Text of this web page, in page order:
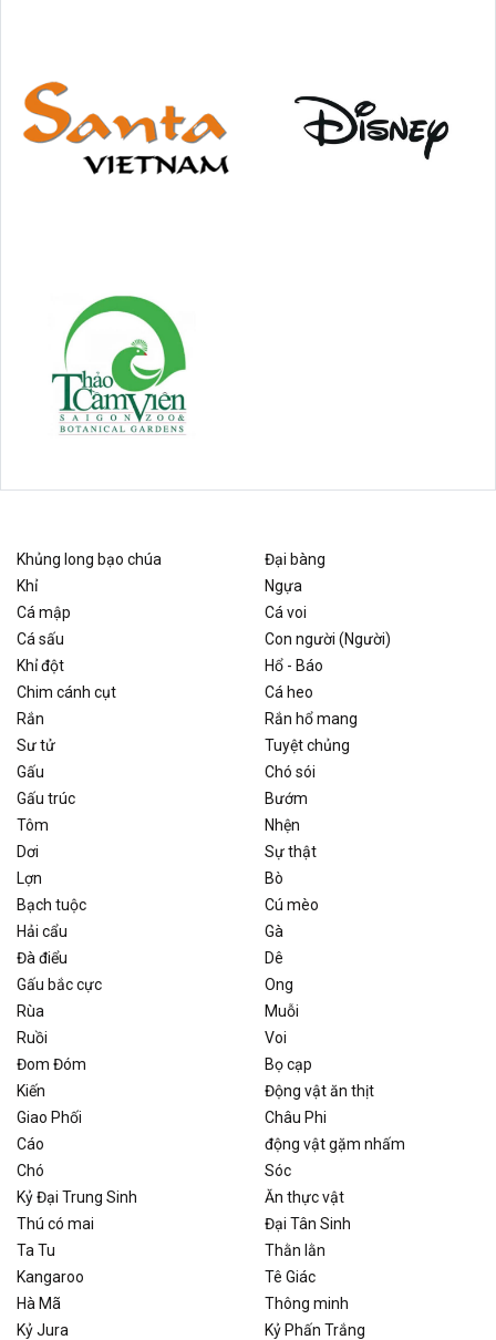
Khủng long bạo chúa
Đại bàng
Khỉ
Ngựa
Cá mập
Cá voi
Cá sấu
Con người (Người)
Khỉ đột
Hổ - Báo
Chim cánh cụt
Cá heo
Rắn
Rắn hổ mang
Sư tử
Tuyệt chủng
Gấu
Chó sói
Gấu trúc
Bướm
Tôm
Nhện
Dơi
Sự thật
Lợn
Bò
Bạch tuộc
Cú mèo
Hải cẩu
Gà
Đà điểu
Dê
Gấu bắc cực
Ong
Rùa
Muỗi
Ruồi
Voi
Đom Đóm
Bọ cạp
Kiến
Động vật ăn thịt
Giao Phối
Châu Phi
Cáo
động vật gặm nhấm
Chó
Sóc
Kỷ Đại Trung Sinh
Ăn thực vật
Thú có mai
Đại Tân Sinh
Ta Tu
Thằn lằn
Kangaroo
Tê Giác
Hà Mã
Thông minh
Kỷ Jura
Kỷ Phấn Trắng